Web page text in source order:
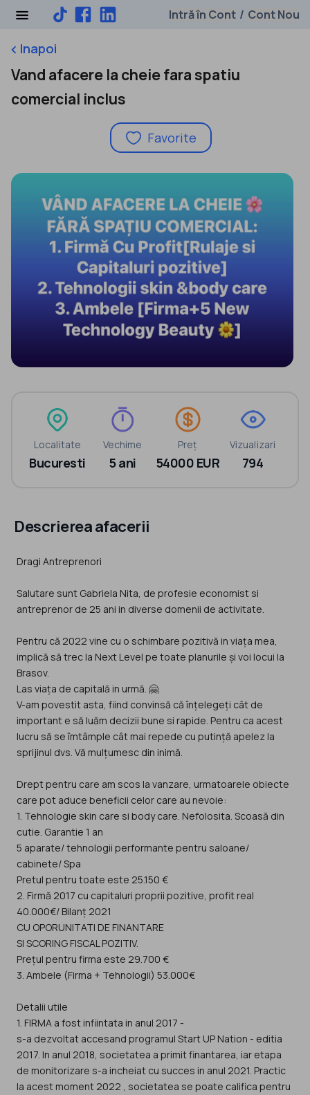
Intră în Cont / Cont Nou
keyboard_arrow_leftInapoi
Vand afacere la cheie fara spatiu
comercial inclus
Favorite
Localitate
Bucuresti
Vechime
5 ani
Preț
54000 EUR
Vizualizari
794
Descrierea afacerii
Dragi Antreprenori
Salutare sunt Gabriela Nita, de profesie economist si
antreprenor de 25 ani in diverse domenii de activitate.
Pentru că 2022 vine cu o schimbare pozitivă in viața mea,
implică să trec la Next Level pe toate planurile și voi locui la
Brasov.
Las viața de capitală in urmă. 🤗
V-am povestit asta, fiind convinsă că înțelegeți cât de
important e să luăm decizii bune si rapide. Pentru ca acest
lucru să se îmtâmple cât mai repede cu putință apelez la
sprijinul dvs. Vă mulțumesc din inimă.
Drept pentru care am scos la vanzare, urmatoarele obiecte
care pot aduce beneficii celor care au nevoie:
1. Tehnologie skin care si body care. Nefolosita. Scoasă din
cutie. Garantie 1 an
5 aparate/ tehnologii performante pentru saloane/
cabinete/ Spa
Pretul pentru toate este 25.150 €
2. Firmă 2017 cu capitaluri proprii pozitive, profit real
40.000€/ Bilanț 2021
CU OPORUNITATI DE FINANTARE
SI SCORING FISCAL POZITIV.
Prețul pentru firma este 29.700 €
3. Ambele (Firma + Tehnologii) 53.000€
Detalii utile
1. FIRMA a fost infiintata in anul 2017 -
s-a dezvoltat accesand programul Start UP Nation - editia
2017. In anul 2018, societatea a primit finantarea, iar etapa
de monitorizare s-a incheiat cu succes in anul 2021. Practic
la acest moment 2022 , societatea se poate califica pentru